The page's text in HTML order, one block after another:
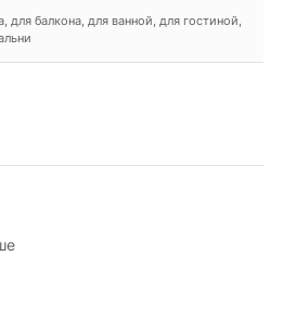
для балкона, для ванной, для гостиной,